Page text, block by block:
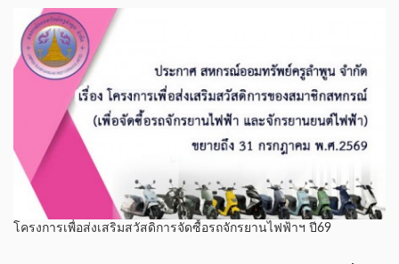
โครงการเพื่อส่งเสริมสวัสดิการจัดซื้อรถจักรยานไฟฟ้าฯ ปี69